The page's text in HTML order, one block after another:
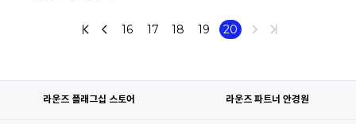
16 17 18 19 20
라운즈 플래그십 스토어 라운즈 파트너 안경원